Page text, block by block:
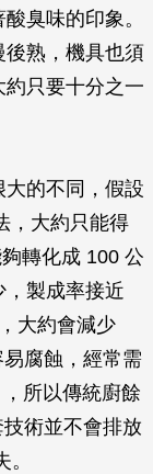
臭味的印象。
後熟，機具也須
只要十分之一
的不同，假設
，大約只能得
轉化成 100 公
，製成率接近
大約會減少
腐蝕，經常需
所以傳統廚餘
術並不會排放